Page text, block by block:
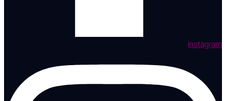
Instagram